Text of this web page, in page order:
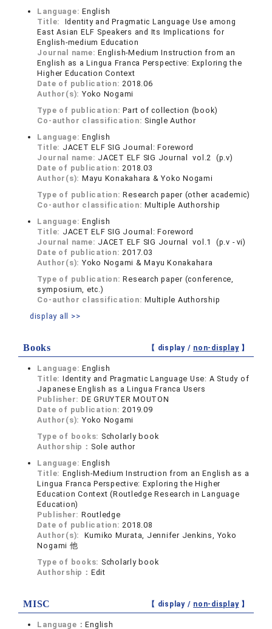
Language:English
Title:
Identity and Pragmatic Language Use among
East Asian ELF Speakers and Its Implications for
English-medium Education
Journal name:English-Medium Instruction from an
English as a Lingua Franca Perspective: Exploring the
Higher Education Context
Date of publication:2018.06
Author(s): Yoko Nogami
Type of publication:Part of collection (book)
Co-author classification: Single Author
Language:English
Title: JACET ELF SIG Journal: Foreword
Journal name: JACET ELF SIG Journal vol.2 (p.ⅴ)
Date of publication:2018.03
Author(s): Mayu Konakahara & Yoko Nogami
Type of publication:Research paper (other academic)
Co-author classification:Multiple Authorship
Language:English
Title: JACET ELF SIG Journal: Foreword
Journal name: JACET ELF SIG Journal vol.1 (p.ⅴ - ⅵ)
Date of publication:2017.03
Author(s): Yoko Nogami & Mayu Konakahara
Type of publication:Research paper (conference,
symposium, etc.)
Co-author classification:Multiple Authorship
display all >>
Books 【 display / non-display】
Language:English
Title: Identity and Pragmatic Language Use: A Study of
Japanese English as a Lingua Franca Users
Publisher: DE GRUYTER MOUTON
Date of publication:2019.09
Author(s): Yoko Nogami
Type of books: Scholarly book
Authorship： Sole author
Language:English
Title: English-Medium Instruction from an English as a
Lingua Franca Perspective: Exploring the Higher
Education Context (Routledge Research in Language
Education)
Publisher: Routledge
Date of publication:2018.08
Author(s):
Kumiko Murata, Jennifer Jenkins, Yoko
Nogami 他
Type of books: Scholarly book
Authorship： Edit
MISC 【 display / non-display】
Language：English